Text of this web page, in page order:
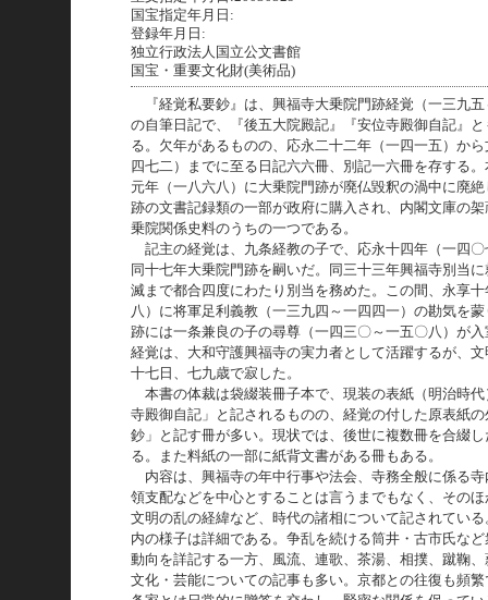
国宝指定年月日:
登録年月日:
独立行政法人国立公文書館
国宝・重要文化財(美術品)
『経覚私要鈔』は、興福寺大乗院門跡経覚（一三九五
の自筆日記で、『後五大院殿記』『安位寺殿御自記』
る。欠年があるものの、応永二十二年（一四一五）か
四七二）までに至る日記六六冊、別記一六冊を存する
元年（一八六八）に大乗院門跡が廃仏毀釈の渦中に廃
跡の文書記録類の一部が政府に購入され、内閣文庫の
乗院関係史料のうちの一つである。
記主の経覚は、九条経教の子で、応永十四年（一四〇
同十七年大乗院門跡を嗣いだ。同三十三年興福寺別当
滅まで都合四度にわたり別当を務めた。この間、永享
八）に将軍足利義教（一三九四～一四四一）の勘気を
跡には一条兼良の子の尋尊（一四三〇～一五〇八）が
経覚は、大和守護興福寺の実力者として活躍するが、
十七日、七九歳で寂した。
本書の体裁は袋綴装冊子本で、現装の表紙（明治時代
寺殿御自記」と記されるものの、経覚の付した原表紙
鈔」と記す冊が多い。現状では、後世に複数冊を合綴
る。また料紙の一部に紙背文書がある冊もある。
内容は、興福寺の年中行事や法会、寺務全般に係る寺
領支配などを中心とすることは言うまでもなく、その
文明の乱の経緯など、時代の諸相について記されてい
内の様子は詳細である。争乱を続ける筒井・古市氏な
動向を詳記する一方、風流、連歌、茶湯、相撲、蹴鞠
文化・芸能についての記事も多い。京都との往復も頻